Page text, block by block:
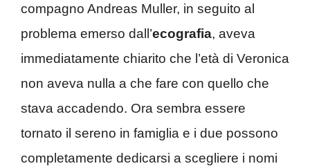
compagno Andreas Muller, in seguito al
problema emerso dall’ecografia, aveva
immediatamente chiarito che l’età di Veronica
non aveva nulla a che fare con quello che
stava accadendo. Ora sembra essere
tornato il sereno in famiglia e i due possono
completamente dedicarsi a scegliere i nomi